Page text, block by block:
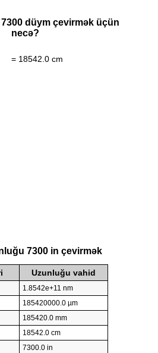
düym çevirmək üçün
necə?
= 18542.0 cm
7300 in çevirmək
Uzunluğu vahid
1.8542e+11 nm
185420000.0 µm
185420.0 mm
18542.0 cm
7300.0 in